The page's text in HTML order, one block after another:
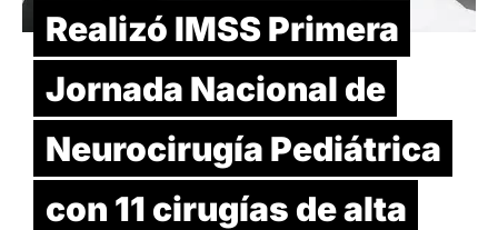
Realizó IMSS Primera
Jornada Nacional de
Neurocirugía Pediátrica
con 11 cirugías de alta